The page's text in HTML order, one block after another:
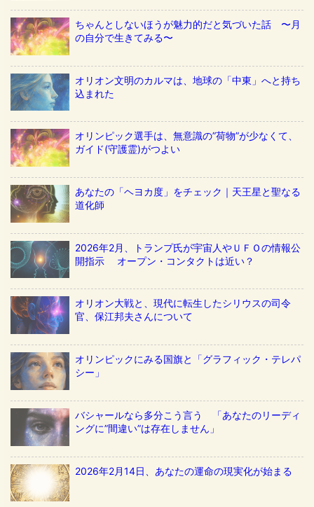
ちゃんとしないほうが魅力的だと気づいた話 〜月
の自分で生きてみる〜
オリオン文明のカルマは、地球の「中東」へと持ち
込まれた
オリンピック選手は、無意識の”荷物”が少なくて、
ガイド(守護霊)がつよい
あなたの「ヘヨカ度」をチェック｜天王星と聖なる
道化師
2026年2月、トランプ氏が宇宙人やＵＦＯの情報公
開指示 オープン・コンタクトは近い？
オリオン大戦と、現代に転生したシリウスの司令
官、保江邦夫さんについて
オリンピックにみる国旗と「グラフィック・テレパ
シー」
バシャールなら多分こう言う 「あなたのリーディ
ングに”間違い”は存在しません」
2026年2月14日、あなたの運命の現実化が始まる